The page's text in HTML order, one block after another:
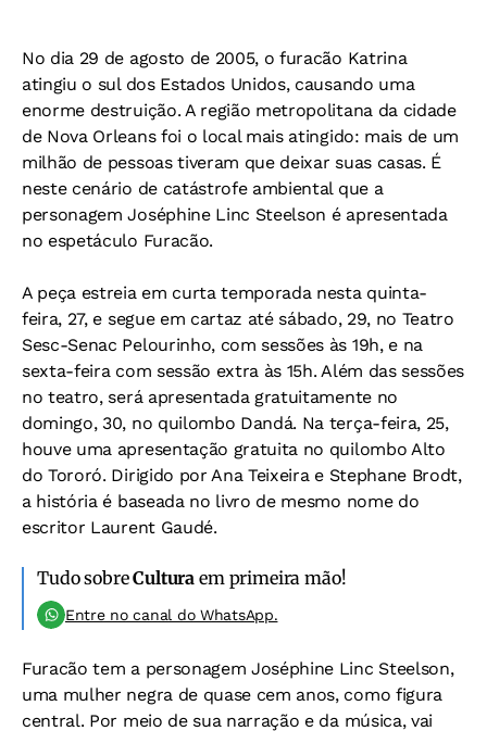
No dia 29 de agosto de 2005, o furacão Katrina
atingiu o sul dos Estados Unidos, causando uma
enorme destruição. A região metropolitana da cidade
de Nova Orleans foi o local mais atingido: mais de um
milhão de pessoas tiveram que deixar suas casas. É
neste cenário de catástrofe ambiental que a
personagem Joséphine Linc Steelson é apresentada
no espetáculo Furacão.
A peça estreia em curta temporada nesta quinta-
feira, 27, e segue em cartaz até sábado, 29, no Teatro
Sesc-Senac Pelourinho, com sessões às 19h, e na
sexta-feira com sessão extra às 15h. Além das sessões
no teatro, será apresentada gratuitamente no
domingo, 30, no quilombo Dandá. Na terça-feira, 25,
houve uma apresentação gratuita no quilombo Alto
do Tororó. Dirigido por Ana Teixeira e Stephane Brodt,
a história é baseada no livro de mesmo nome do
escritor Laurent Gaudé.
Tudo sobreCultura em primeira mão!
Entre no canal do WhatsApp.
Furacão tem a personagem Joséphine Linc Steelson,
uma mulher negra de quase cem anos, como figura
central. Por meio de sua narração e da música, vai